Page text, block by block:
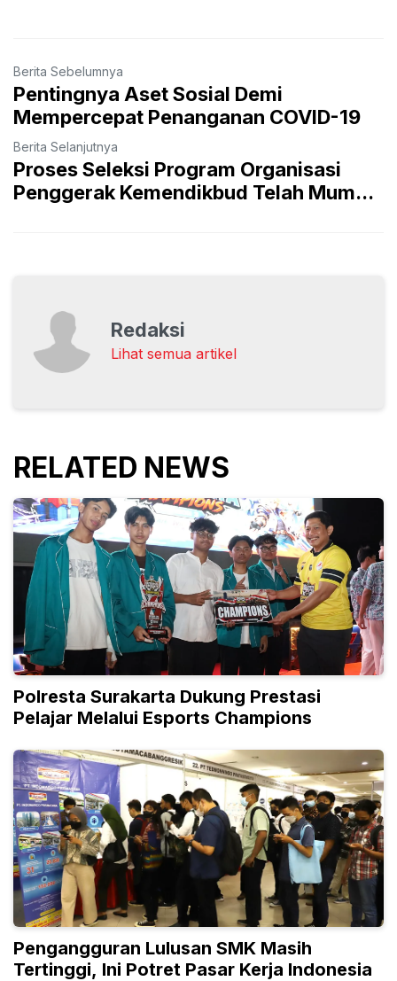
Berita Sebelumnya
Pentingnya Aset Sosial Demi
Mempercepat Penanganan COVID-19
Berita Selanjutnya
Proses Seleksi Program Organisasi
Penggerak Kemendikbud Telah Mum...
Redaksi
Lihat semua artikel
RELATED NEWS
Polresta Surakarta Dukung Prestasi
Pelajar Melalui Esports Champions
Pengangguran Lulusan SMK Masih
Tertinggi, Ini Potret Pasar Kerja Indonesia